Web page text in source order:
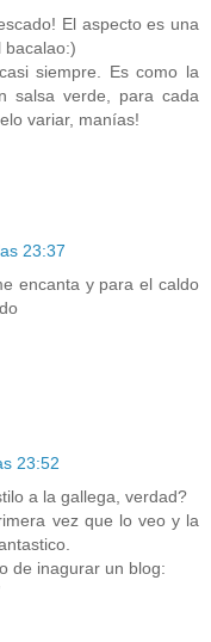
El aspecto es una
bacalao:)
siempre. Es como la
salsa verde, para cada
variar, manías!
23:37
encanta y para el caldo
23:52
a la gallega, verdad?
vez que lo veo y la
de inagurar un blog: